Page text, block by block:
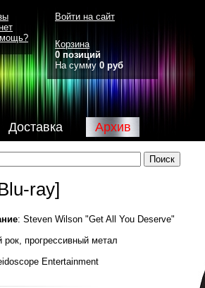
Доставка Архив
Войти на сайт
Корзина
0 позиций
На сумму 0 руб
ray]
: Steven Wilson "Get All You Deserve"
рок, прогрессивный метал
Entertainment